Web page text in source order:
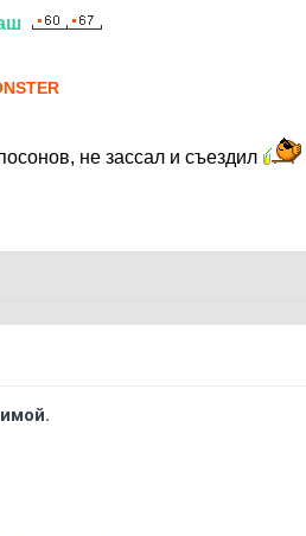
не зассал и съездил